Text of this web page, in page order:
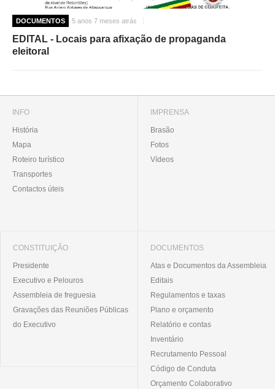
DOCUMENTOS 5 anos 7 meses atrás
EDITAL - Locais para afixação de propaganda
eleitoral
INFO
História
Mapa
Roteiro turístico
Transportes
Contactos úteis
IMPRENSA
Brasão
Fotos
Vídeos
CONSTITUIÇÃO
Presidente
Executivo e Pelouros
Assembleia de freguesia
Gravações das Reuniões Públicas
do Executivo
DOCUMENTOS
Atas e Documentos da Assembleia
Editais
Regulamentos e taxas
Plano e orçamento
Relatório e contas
Inventário
Recrutamento Pessoal
Código de Conduta
Orçamento Colaborativo